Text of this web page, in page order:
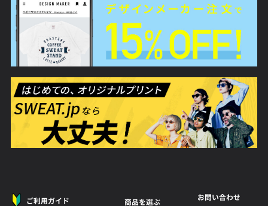
ご利用ガイド 商品を選ぶ
お問い合わせ